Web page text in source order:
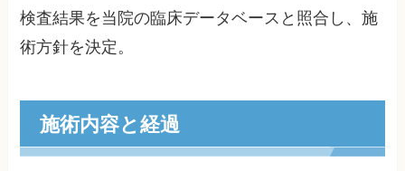
検査結果を当院の臨床データベースと照合し、施
術方針を決定。
施術内容と経過